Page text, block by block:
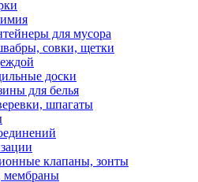
для мусора
совки, щетки
доски
для белья
шпагаты
клапаны, зонты